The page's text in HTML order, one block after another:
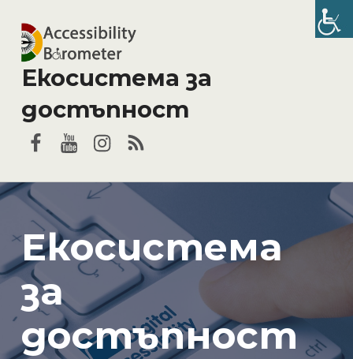
Екосистема за
достъпност
Facebook
YouTube
Instagram
RSS
Екосистема
за
достъпност